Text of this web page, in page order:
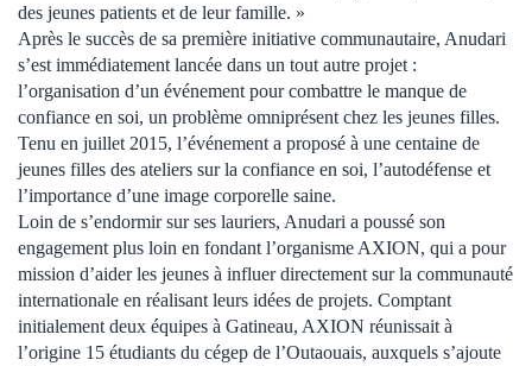
des jeunes patients et de leur famille. »
Après le succès de sa première initiative communautaire, Anudari
s’est immédiatement lancée dans un tout autre projet :
l’organisation d’un événement pour combattre le manque de
confiance en soi, un problème omniprésent chez les jeunes filles.
Tenu en juillet 2015, l’événement a proposé à une centaine de
jeunes filles des ateliers sur la confiance en soi, l’autodéfense et
l’importance d’une image corporelle saine.
Loin de s’endormir sur ses lauriers, Anudari a poussé son
engagement plus loin en fondant l’organisme AXION, qui a pour
mission d’aider les jeunes à influer directement sur la communauté
internationale en réalisant leurs idées de projets. Comptant
initialement deux équipes à Gatineau, AXION réunissait à
l’origine 15 étudiants du cégep de l’Outaouais, auxquels s’ajoute